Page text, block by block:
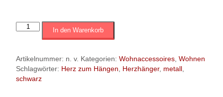
Metallherz
schwarz
In den Warenkorb
Artikelnummer: n. v. Kategorien: Wohnaccessoires Wohnen
Schlagwörter: Herz zum Hängen Herzhänger, metall
schwarz